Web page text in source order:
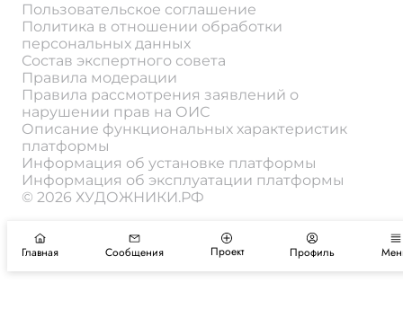
Пользовательское соглашение
Политика в отношении обработки
персональных данных
Состав экспертного совета
Правила модерации
Правила рассмотрения заявлений о
нарушении прав на ОИС
Описание функциональных характеристик
платформы
Информация об установке платформы
Информация об эксплуатации платформы
© 2026 ХУДОЖНИКИ.РФ
Главная Сообщения Проект Профиль